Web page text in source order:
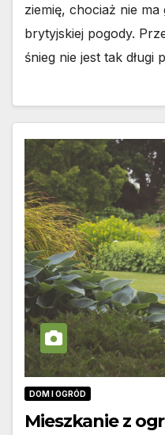
ziemię, chociaż nie
brytyjskiej pogody.
śnieg nie jest tak długi
DOM I OGRÓD
Mieszkanie z